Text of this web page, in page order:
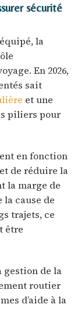
sécurité
la
En 2026,
sait
et une
piliers pour
en fonction
de réduire la
la marge de
cause de
trajets, ce
être
gestion de la
routier
d’aide à la